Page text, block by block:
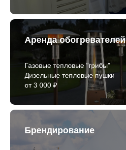
Аренда обогревателей
Газовые тепловые "грибы"
Дизельные тепловые пушки
от 3 000 ₽
Брендирование